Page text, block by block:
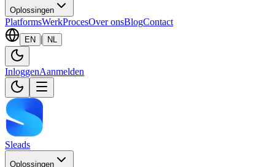
Oplossingen
PlatformsWerkProcesOver onsBlogContact
EN | NL
InloggenAanmelden
Sleads
Oplossingen